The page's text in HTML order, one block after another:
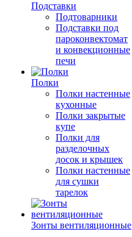
Подставки
Подтоварники
Подставки под
пароконвектомат
и конвекционные
печи
Полки
Полки настенные
кухонные
Полки закрытые
купе
Полки для
разделочных
досок и крышек
Полки настенные
для сушки
тарелок
Зонты вентиляционные